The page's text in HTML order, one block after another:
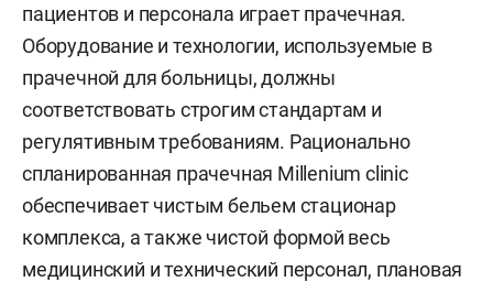
пациентов и персонала играет прачечная.
Оборудование и технологии, используемые в
прачечной для больницы, должны
соответствовать строгим стандартам и
регулятивным требованиям. Рационально
спланированная прачечная Millenium clinic
обеспечивает чистым бельем стационар
комплекса, а также чистой формой весь
медицинский и технический персонал, плановая